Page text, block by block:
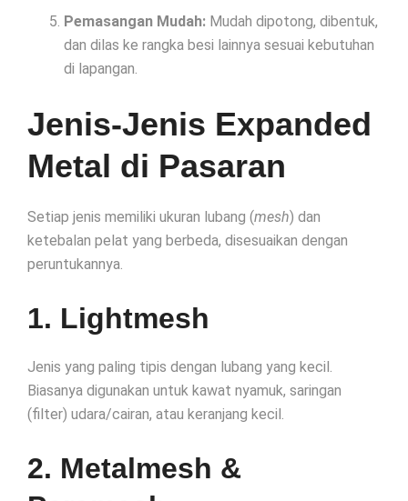
Pemasangan Mudah: Mudah dipotong, dibentuk,
dan dilas ke rangka besi lainnya sesuai kebutuhan
di lapangan.
Jenis-Jenis Expanded
Metal di Pasaran
Setiap jenis memiliki ukuran lubang (mesh) dan
ketebalan pelat yang berbeda, disesuaikan dengan
peruntukannya.
1. Lightmesh
Jenis yang paling tipis dengan lubang yang kecil.
Biasanya digunakan untuk kawat nyamuk, saringan
(filter) udara/cairan, atau keranjang kecil.
2. Metalmesh &